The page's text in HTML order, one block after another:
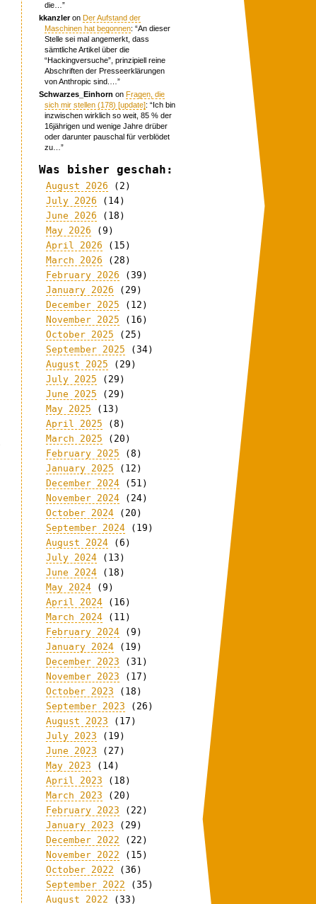
die… ”
kkanzleronDer Aufstand der
Maschinen hat begonnen: “An dieser
Stelle sei mal angemerkt, dass
sämtliche Artikel über die
“Hackingversuche”, prinzipiell reine
Abschriften der Presseerklärungen
von Anthropic sind.… ”
Schwarzes_Einhorn onFragen, die
sich mir stellen (178) [update]: “Ich bin
inzwischen wirklich so weit, 85 % der
16jährigen und wenige Jahre drüber
oder darunter pauschal für verblödet
zu… ”
Was bisher geschah:
August 2026 (2)
July 2026 (14)
June 2026 (18)
May 2026 (9)
April 2026 (15)
March 2026 (28)
February 2026 (39)
January 2026 (29)
December 2025 (12)
November 2025 (16)
October 2025 (25)
September 2025 (34)
August 2025 (29)
July 2025 (29)
June 2025 (29)
May 2025 (13)
April 2025 (8)
March 2025 (20)
February 2025 (8)
January 2025 (12)
December 2024 (51)
November 2024 (24)
October 2024 (20)
September 2024 (19)
August 2024 (6)
July 2024 (13)
June 2024 (18)
May 2024 (9)
April 2024 (16)
March 2024 (11)
February 2024 (9)
January 2024 (19)
December 2023 (31)
November 2023 (17)
October 2023 (18)
September 2023 (26)
August 2023 (17)
July 2023 (19)
June 2023 (27)
May 2023 (14)
April 2023 (18)
March 2023 (20)
February 2023 (22)
January 2023 (29)
December 2022 (22)
November 2022 (15)
October 2022 (36)
September 2022 (35)
August 2022 (33)